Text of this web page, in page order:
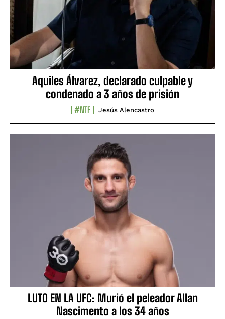
Aquiles Álvarez, declarado culpable y
condenado a 3 años de prisión
#NTF Jesús Alencastro
LUTO EN LA UFC: Murió el peleador Allan
Nascimento a los 34 años